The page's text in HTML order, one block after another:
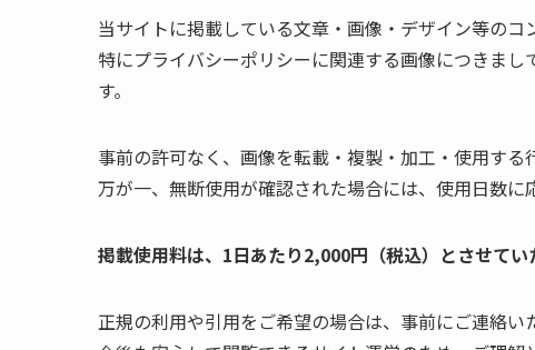
当サイトに掲載している文章・画像・デザイン等のコ
特にプライバシーポリシーに関連する画像につきま
す。
事前の許可なく、画像を転載・複製・加工・使用する
万が一、無断使用が確認された場合には、使用日数に
掲載使用料は、1日あたり2,000円（税込）とさせてい
正規の利用や引用をご希望の場合は、事前にご連絡い